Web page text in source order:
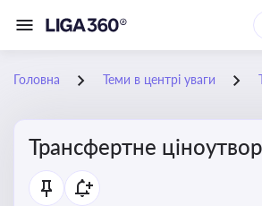
Головна Теми в центрі уваги
Трансфертне